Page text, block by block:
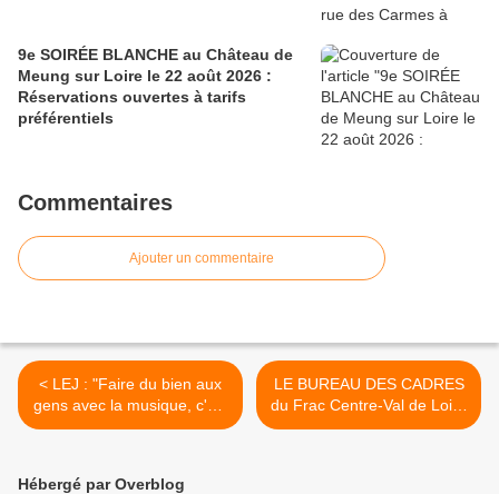
9e SOIRÉE BLANCHE au Château de
Meung sur Loire le 22 août 2026 :
Réservations ouvertes à tarifs
préférentiels
Commentaires
Ajouter un commentaire
< LEJ : "Faire du bien aux
gens avec la musique, c'est
juste magique" Interview
LE BUREAU DES CADRES
du Frac Centre-Val de Loire
à l’ASELQO Sainte-Beuve
Hébergé par Overblog